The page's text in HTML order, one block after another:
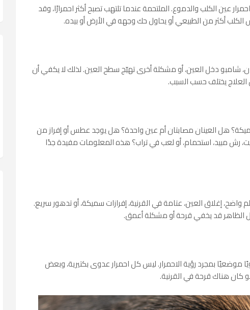
عين الكلب والدموع. الملتحمة عندما تلتهب تصبح أكثر احمرارًا، وقد
الكلب أكثر من الطبيعي أو يحاول حك وجهه في الأرض أو بيده.
شامبو دخل العين، أو مشكلة أخرى تهيّج سطح العين. لذلك لا يكفي أن
يختلف حسب السبب.
هل العينان مصابتان أم عين واحدة؟ هل يوجد عطس أو إفراز من
رش مبيد، استحمام، أو لعب في تراب؟ هذه المعلومات مفيدة جدًا
واضح، إغلاق العين، عتامة في القرنية، إفرازات سميكة، أو تدهور سريع.
الظاهر قد يخفي قرحة أو مشكلة أعمق.
موضعيًا بمجرد رؤية الاحمرار. ليس كل احمرار عدوى بكتيرية، وبعض
كان هناك قرحة في القرنية.